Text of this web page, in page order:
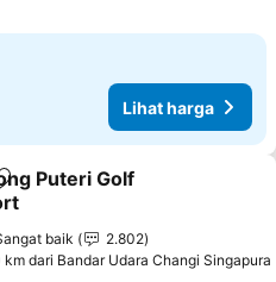
Lihat harga
ke favorit
Puteri Golf
baik
2.802
km dari Bandar Udara Changi Singapura